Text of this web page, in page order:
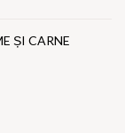
ȘI CARNE